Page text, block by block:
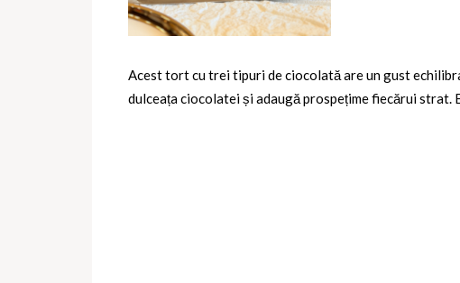
Acest tort cu trei tipuri de ciocolată are un gust
dulceața ciocolatei și adaugă prospețime fiecărui strat.